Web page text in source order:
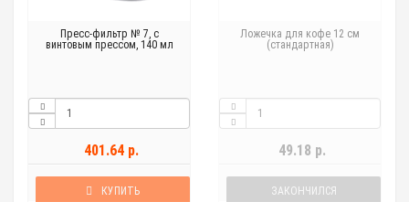
Пресс-фильтр № 7, с
винтовым прессом, 140 мл
401.64 р.
КУПИТЬ
Ложечка для кофе 12 см
(стандартная)
49.18 р.
ЗАКОНЧИЛСЯ